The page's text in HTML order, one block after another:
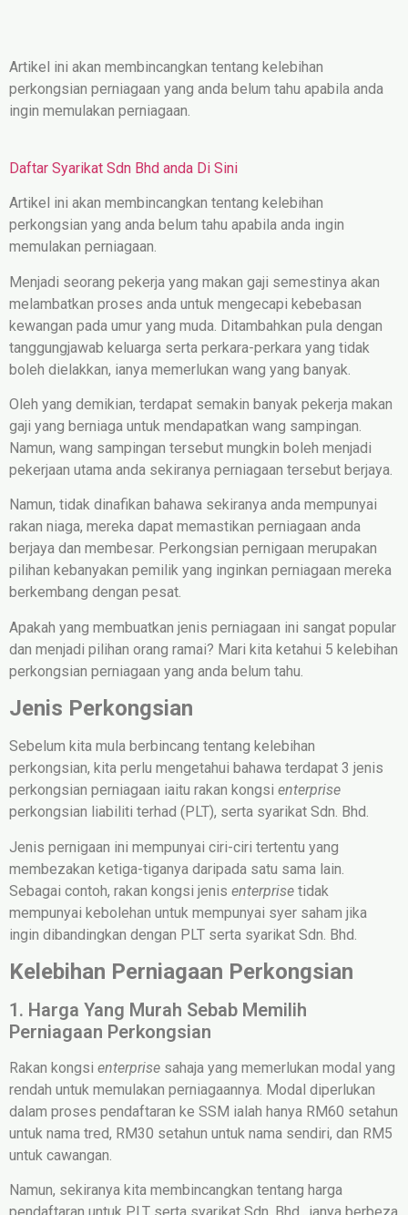
Artikel ini akan membincangkan tentang kelebihan
perkongsian perniagaan yang anda belum tahu apabila anda
ingin memulakan perniagaan.
Daftar Syarikat Sdn Bhd anda Di Sini
Artikel ini akan membincangkan tentang kelebihan
perkongsian yang anda belum tahu apabila anda ingin
memulakan perniagaan.
Menjadi seorang pekerja yang makan gaji semestinya akan
melambatkan proses anda untuk mengecapi kebebasan
kewangan pada umur yang muda. Ditambahkan pula dengan
tanggungjawab keluarga serta perkara-perkara yang tidak
boleh dielakkan, ianya memerlukan wang yang banyak.
Oleh yang demikian, terdapat semakin banyak pekerja makan
gaji yang berniaga untuk mendapatkan wang sampingan.
Namun, wang sampingan tersebut mungkin boleh menjadi
pekerjaan utama anda sekiranya perniagaan tersebut berjaya.
Namun, tidak dinafikan bahawa sekiranya anda mempunyai
rakan niaga, mereka dapat memastikan perniagaan anda
berjaya dan membesar. Perkongsian pernigaan merupakan
pilihan kebanyakan pemilik yang inginkan perniagaan mereka
berkembang dengan pesat.
Apakah yang membuatkan jenis perniagaan ini sangat popular
dan menjadi pilihan orang ramai? Mari kita ketahui 5 kelebihan
perkongsian perniagaan yang anda belum tahu.
Jenis Perkongsian
Sebelum kita mula berbincang tentang kelebihan
perkongsian, kita perlu mengetahui bahawa terdapat 3 jenis
perkongsian perniagaan iaitu rakan kongsi enterprise
perkongsian liabiliti terhad (PLT), serta syarikat Sdn. Bhd.
Jenis pernigaan ini mempunyai ciri-ciri tertentu yang
membezakan ketiga-tiganya daripada satu sama lain.
Sebagai contoh, rakan kongsi jenis enterprise tidak
mempunyai kebolehan untuk mempunyai syer saham jika
ingin dibandingkan dengan PLT serta syarikat Sdn. Bhd.
Kelebihan Perniagaan Perkongsian
1. Harga Yang Murah Sebab Memilih
Perniagaan Perkongsian
Rakan kongsi enterprise sahaja yang memerlukan modal yang
rendah untuk memulakan perniagaannya. Modal diperlukan
dalam proses pendaftaran ke SSM ialah hanya RM60 setahun
untuk nama tred, RM30 setahun untuk nama sendiri, dan RM5
untuk cawangan.
Namun, sekiranya kita membincangkan tentang harga